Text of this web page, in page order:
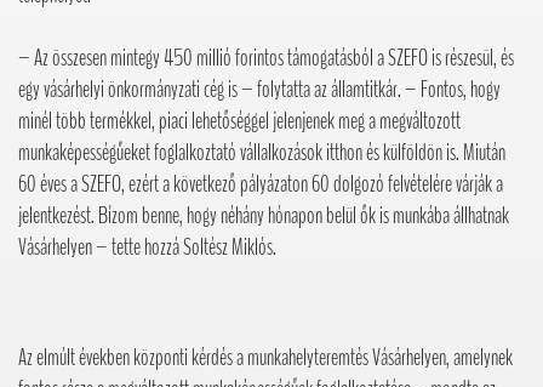
– Az összesen mintegy 450 millió forintos támogatásból a SZEFO is részesül, és
egy vásárhelyi önkormányzati cég is – folytatta az államtitkár. – Fontos, hogy
minél több termékkel, piaci lehetőséggel jelenjenek meg a megváltozott
munkaképességűeket foglalkoztató vállalkozások itthon és külföldön is. Miután
60 éves a SZEFO, ezért a következő pályázaton 60 dolgozó felvételére várják a
jelentkezést. Bízom benne, hogy néhány hónapon belül ők is munkába állhatnak
Vásárhelyen – tette hozzá Soltész Miklós.
Az elmúlt években központi kérdés a munkahelyteremtés Vásárhelyen, amelynek